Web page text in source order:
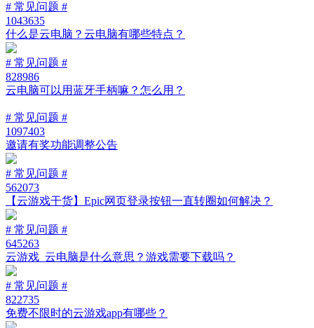
# 常见问题 #
1043635
什么是云电脑？云电脑有哪些特点？
# 常见问题 #
828986
云电脑可以用蓝牙手柄嘛？怎么用？
# 常见问题 #
1097403
邀请有奖功能调整公告
# 常见问题 #
562073
【云游戏干货】Epic网页登录按钮一直转圈如何解决？
# 常见问题 #
645263
云游戏_云电脑是什么意思？游戏需要下载吗？
# 常见问题 #
822735
免费不限时的云游戏app有哪些？